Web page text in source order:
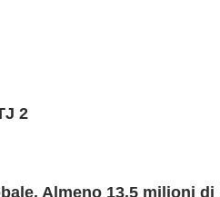
Almeno 13,5 milioni